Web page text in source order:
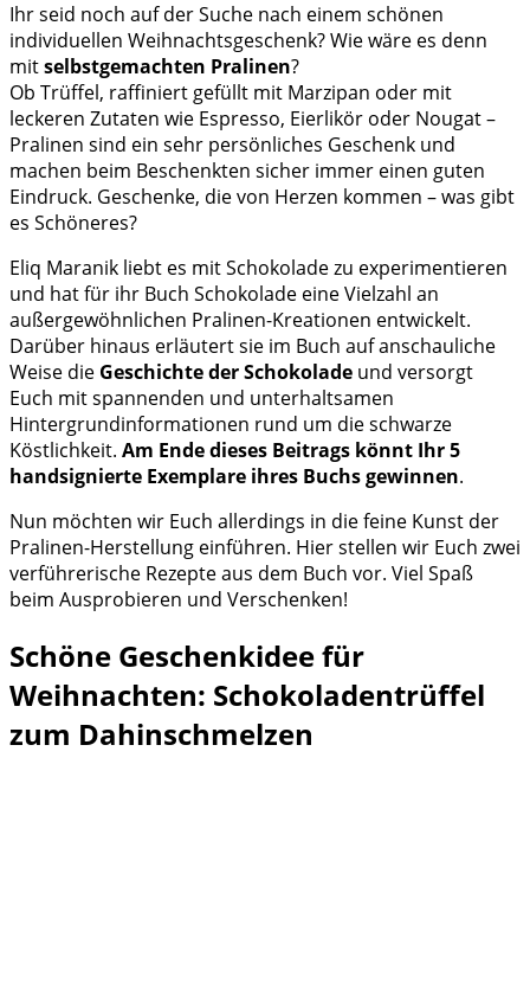
Ihr seid noch auf der Suche nach einem schönen
individuellen Weihnachtsgeschenk? Wie wäre es denn
mitselbstgemachten Pralinen?
Ob Trüffel, raffiniert gefüllt mit Marzipan oder mit
leckeren Zutaten wie Espresso, Eierlikör oder Nougat –
Pralinen sind ein sehr persönliches Geschenk und
machen beim Beschenkten sicher immer einen guten
Eindruck. Geschenke, die von Herzen kommen – was gibt
es Schöneres?
Eliq Maranik liebt es mit Schokolade zu experimentieren
und hat für ihr Buch Schokolade eine Vielzahl an
außergewöhnlichen Pralinen-Kreationen entwickelt.
Darüber hinaus erläutert sie im Buch auf anschauliche
Weise die Geschichte der Schokolade und versorgt
Euch mit spannenden und unterhaltsamen
Hintergrundinformationen rund um die schwarze
Köstlichkeit. Am Ende dieses Beitrags könnt Ihr 5
handsignierte Exemplare ihres Buchs gewinnen.
Nun möchten wir Euch allerdings in die feine Kunst der
Pralinen-Herstellung einführen. Hier stellen wir Euch zwei
verführerische Rezepte aus dem Buch vor. Viel Spaß
beim Ausprobieren und Verschenken!
Schöne Geschenkidee für
Weihnachten: Schokoladentrüffel
zum Dahinschmelzen